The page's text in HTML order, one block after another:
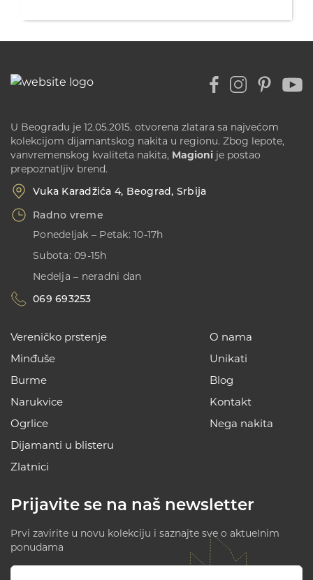
U Beogradu je 12.05.2015. otvorena zlatara sa najvećom
kolekcijom dijamantskog nakita u regionu. Zbog lepote,
vanvremenskog kvaliteta nakita, Magioni je postao
prepoznatljiv brend.
Vuka Karadžića 4, Beograd, Srbija
Radno vreme
Ponedeljak – Petak: 10-17h
Subota: 09-15h
Nedelja – neradni dan
069 693253
Vereničko prstenje
Minđuše
Burme
Narukvice
Ogrlice
Dijamanti u blisteru
Zlatnici
O nama
Unikati
Blog
Kontakt
Nega nakita
Prijavite se na naš newsletter
Prvi zavirite u novu kolekciju i saznajte sve o aktuelnim
ponudama